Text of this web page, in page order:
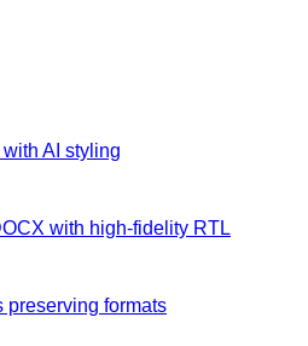
AI styling
with high-fidelity RTL
preserving formats